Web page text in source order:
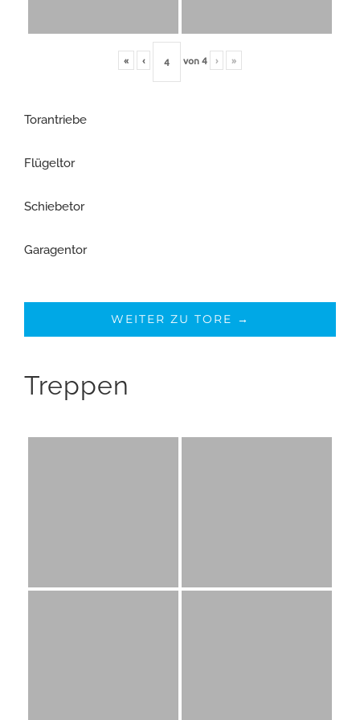
« ‹ von4 › »
Torantriebe
Flügeltor
Schiebetor
Garagentor
WEITER ZU TORE →
Treppen